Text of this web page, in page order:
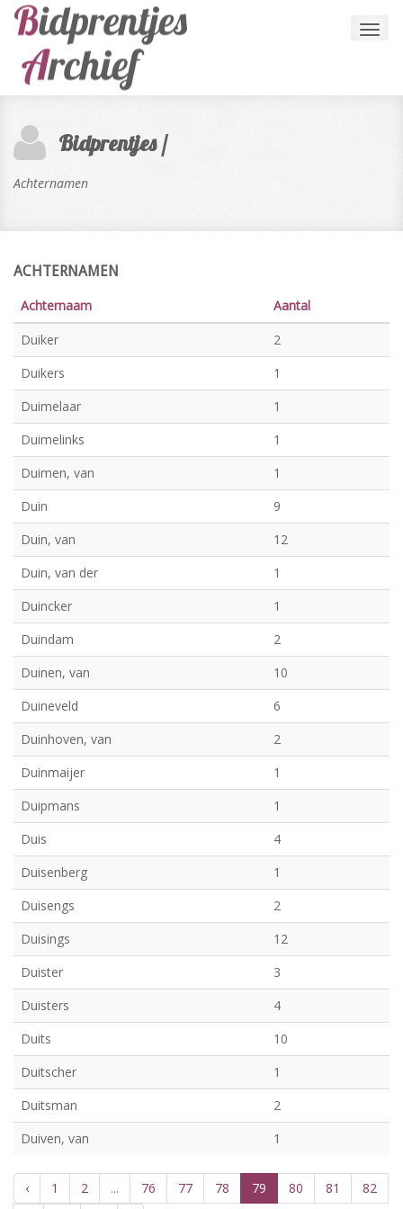
Bidprentjes /
Achternamen
ACHTERNAMEN
Achternaam
Aantal
Duiker
2
Duikers
1
Duimelaar
1
Duimelinks
1
Duimen, van
1
Duin
9
Duin, van
12
Duin, van der
1
Duincker
1
Duindam
2
Duinen, van
10
Duineveld
6
Duinhoven, van
2
Duinmaijer
1
Duipmans
1
Duis
4
Duisenberg
1
Duisengs
2
Duisings
12
Duister
3
Duisters
4
Duits
10
Duitscher
1
Duitsman
2
Duiven, van
1
‹ 1 2 ... 76 77 78 79 80 81 82